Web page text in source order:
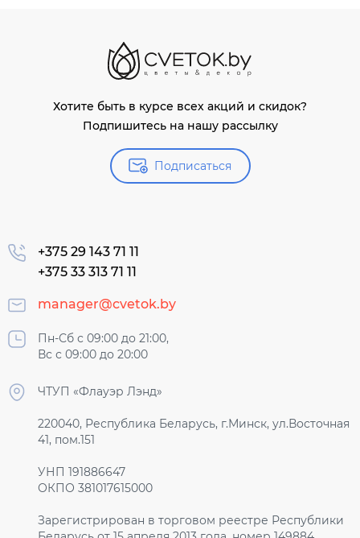
Хотите быть в курсе всех акций и скидок?
Подпишитесь на нашу рассылку
Подписаться
+375 29 143 71 11
+375 33 313 71 11
manager@cvetok.by
Пн-Сб с 09:00 до 21:00,
Вс с 09:00 до 20:00
ЧТУП «Флауэр Лэнд»
220040, Республика Беларусь, г.Минск, ул.Восточная
41, пом.151
УНП 191886647
ОКПО 381017615000
Зарегистрирован в торговом реестре Республики